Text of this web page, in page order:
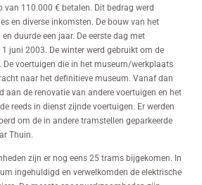
van 110.000 € betalen. Dit bedrag werd
en diverse inkomsten. De bouw van het
duurde een jaar. De eerste dag met
juni 2003. De winter werd gebruikt om de
De voertuigen die in het museum/werkplaats
naar het definitieve museum. Vanaf dan
aan de renovatie van andere voertuigen en het
reeds in dienst zijnde voertuigen. Er werden
om de in andere tramstellen geparkeerde
Thuin.
zijn er nog eens 25 trams bijgekomen. In
ingehuldigd en verwelkomden de elektrische